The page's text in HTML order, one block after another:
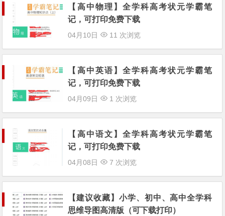
【高中物理】全学科高考状元学霸笔
记，可打印免费下载
04月10日 11 次浏览
【高中英语】全学科高考状元学霸笔
记，可打印免费下载
04月09日 1 次浏览
【高中语文】全学科高考状元学霸笔
记，可打印免费下载
04月08日 7 次浏览
【建议收藏】小学、初中、高中全学科
思维导图高清版（可下载打印）